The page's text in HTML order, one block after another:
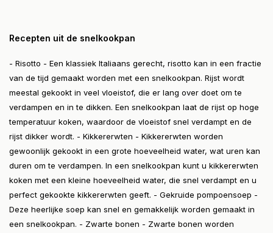
Recepten uit de snelkookpan
- Risotto - Een klassiek Italiaans gerecht, risotto kan in een fractie
van de tijd gemaakt worden met een snelkookpan. Rijst wordt
meestal gekookt in veel vloeistof, die er lang over doet om te
verdampen en in te dikken. Een snelkookpan laat de rijst op hoge
temperatuur koken, waardoor de vloeistof snel verdampt en de
rijst dikker wordt. - Kikkererwten - Kikkererwten worden
gewoonlijk gekookt in een grote hoeveelheid water, wat uren kan
duren om te verdampen. In een snelkookpan kunt u kikkererwten
koken met een kleine hoeveelheid water, die snel verdampt en u
perfect gekookte kikkererwten geeft. - Gekruide pompoensoep -
Deze heerlijke soep kan snel en gemakkelijk worden gemaakt in
een snelkookpan. - Zwarte bonen - Zwarte bonen worden